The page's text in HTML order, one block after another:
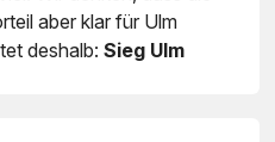
aber klar für Ulm
deshalb: Sieg Ulm